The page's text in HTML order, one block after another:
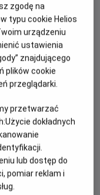
pełen pasji
wielki
przybyłych na
niesamowitego
widownia
zgodę na
typu cookie Helios
urządzeniu
ustawienia
znajdującego
plików cookie
przeglądarki.
przetwarzać
Użycie dokładnych
lub dostęp do
pomiar reklam i